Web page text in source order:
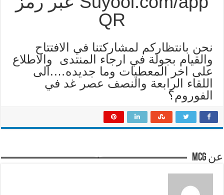
QR
نحن بانتظاركم لمشاركتنا في الافتتاح
والقيام بجولة في ارجاء المنتدى والاطلاع
على اخر المعطيات وما جديده….الى
اللقاء الرابعة والنصف عصر غد في
الفوروم؟
عن mcg